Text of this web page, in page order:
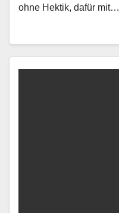
ohne Hek­tik, dafür mit…